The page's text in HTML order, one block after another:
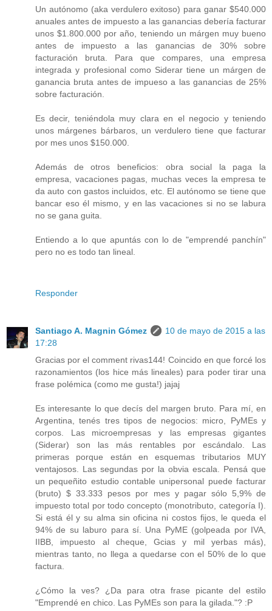
Un autónomo (aka verdulero exitoso) para ganar $540.000
anuales antes de impuesto a las ganancias debería facturar
unos $1.800.000 por año, teniendo un márgen muy bueno
antes de impuesto a las ganancias de 30% sobre
facturación bruta. Para que compares, una empresa
integrada y profesional como Siderar tiene un márgen de
ganancia bruta antes de impueso a las ganancias de 25%
sobre facturación.
Es decir, teniéndola muy clara en el negocio y teniendo
unos márgenes bárbaros, un verdulero tiene que facturar
por mes unos $150.000.
Además de otros beneficios: obra social la paga la
empresa, vacaciones pagas, muchas veces la empresa te
da auto con gastos incluidos, etc. El autónomo se tiene que
bancar eso él mismo, y en las vacaciones si no se labura
no se gana guita.
Entiendo a lo que apuntás con lo de "emprendé panchín"
pero no es todo tan lineal.
Responder
Santiago A. Magnin Gómez
10 de mayo de 2015 a las
17:28
Gracias por el comment rivas144! Coincido en que forcé los
razonamientos (los hice más lineales) para poder tirar una
frase polémica (como me gusta!) jajaj
Es interesante lo que decís del margen bruto. Para mí, en
Argentina, tenés tres tipos de negocios: micro, PyMEs y
corpos. Las microempresas y las empresas gigantes
(Siderar) son las más rentables por escándalo. Las
primeras porque están en esquemas tributarios MUY
ventajosos. Las segundas por la obvia escala. Pensá que
un pequeñito estudio contable unipersonal puede facturar
(bruto) $ 33.333 pesos por mes y pagar sólo 5,9% de
impuesto total por todo concepto (monotributo, categoría I).
Si está él y su alma sin oficina ni costos fijos, le queda el
94% de su laburo para sí. Una PyME (golpeada por IVA,
IIBB, impuesto al cheque, Gcias y mil yerbas más),
mientras tanto, no llega a quedarse con el 50% de lo que
factura.
¿Cómo la ves? ¿Da para otra frase picante del estilo
"Emprendé en chico. Las PyMEs son para la gilada."? :P